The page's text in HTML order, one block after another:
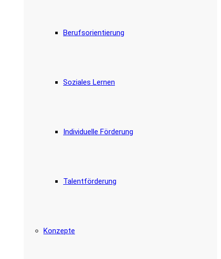
Berufsorientierung
Soziales Lernen
Individuelle Förderung
Talentförderung
Konzepte